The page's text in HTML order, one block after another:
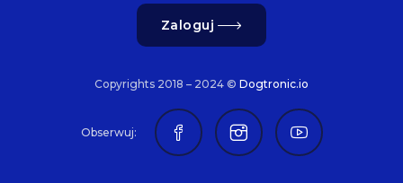
Zaloguj
Copyrights 2018 – 2024 © Dogtronic.io
Obserwuj: